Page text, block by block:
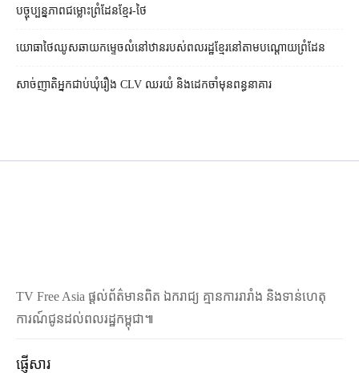
បច្ចុប្បន្នភាពជម្លោះព្រំដែនខ្មែរ-ថៃ
យោធាថៃឈូសឆាយកម្ទេចលំនៅឋានរបស់ពលរដ្ឋខ្មែរនៅតាមបណ្ដោយព្រំដែន
សាច់ញាតិអ្នកជាប់ឃុំរឿង CLV ឈរយំ និងដេកចាំមុនពន្ធនាគារ
TV Free Asia ផ្ដល់ព័ត៌មានពិត ឯករាជ្យ គ្មានការរារាំង និងទាន់ហេតុ
ការណ៍ជូនដល់ពលរដ្ឋកម្ពុជា៕
ផ្ញើសារ